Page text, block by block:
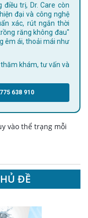
đại và công nghệ
xác, rút ngắn thời
răng không đau"
êm ái, thoải mái như
638 910
vào thể trạng mỗi
ĐỀ